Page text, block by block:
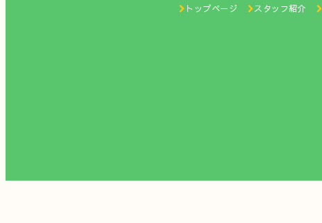
トップページ スタッフ紹介